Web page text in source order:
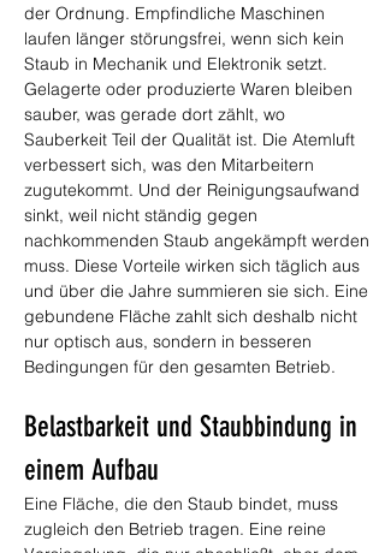
der Ordnung. Empfindliche Maschinen
laufen länger störungsfrei, wenn sich kein
Staub in Mechanik und Elektronik setzt.
Gelagerte oder produzierte Waren bleiben
sauber, was gerade dort zählt, wo
Sauberkeit Teil der Qualität ist. Die Atemluft
verbessert sich, was den Mitarbeitern
zugutekommt. Und der Reinigungsaufwand
sinkt, weil nicht ständig gegen
nachkommenden Staub angekämpft werden
muss. Diese Vorteile wirken sich täglich aus
und über die Jahre summieren sie sich. Eine
gebundene Fläche zahlt sich deshalb nicht
nur optisch aus, sondern in besseren
Bedingungen für den gesamten Betrieb.
Belastbarkeit und Staubbindung in
einem Aufbau
Eine Fläche, die den Staub bindet, muss
zugleich den Betrieb tragen. Eine reine